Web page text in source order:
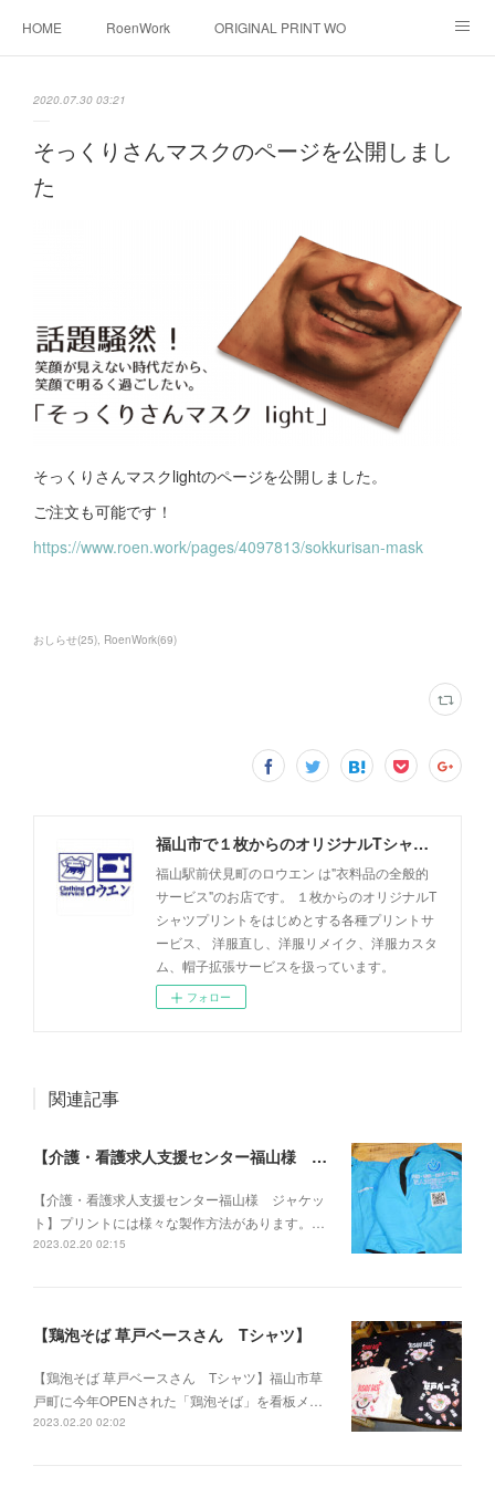
HOME RoenWork ORIGINAL PRINT WORK SHOP
転写（カッティングシート）
お問い合わせ
画像提供方法 メデイア掲載
2020.07.30 03:21
そっくりさんマスクのページを公開しまし
た
そっくりさんマスクlightのページを公開しました。
ご注文も可能です！
https://www.roen.work/pages/4097813/sokkurisan-mask
おしらせ(25) RoenWork(69)
福山市で１枚からのオリジナルTシャツプリント・洋服直しのことなら【ロウエン - ROEN】
福山駅前伏見町のロウエン は"衣料品の全般的
サービス"のお店です。 １枚からのオリジナルT
シャツプリントをはじめとする各種プリントサ
ービス、 洋服直し、洋服リメイク、洋服カスタ
ム、帽子拡張サービスを扱っています。
フォロー
関連記事
【介護・看護求人支援センター福山様 ジャケット】
【介護・看護求人支援センター福山様 ジャケッ
ト】プリントには様々な製作方法があります。…
2023.02.20 02:15
【鶏泡そば 草戸ベースさん Tシャツ】
【鶏泡そば 草戸ベースさん Tシャツ】福山市草
戸町に今年OPENされた「鶏泡そば」を看板メ…
2023.02.20 02:02